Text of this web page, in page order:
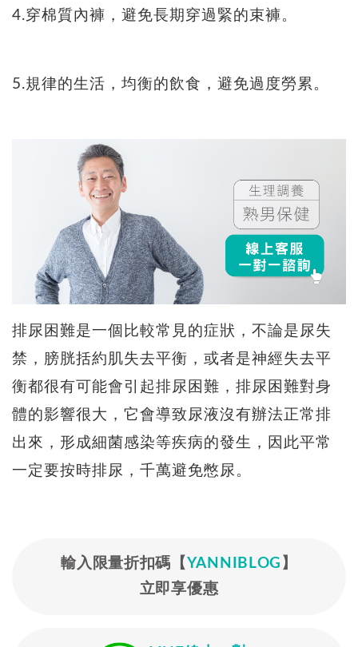
4.穿棉質內褲，避免長期穿過緊的束褲。
5.規律的生活，均衡的飲食，避免過度勞累。
排尿困難是一個比較常見的症狀，不論是尿失
禁，膀胱括約肌失去平衡，或者是神經失去平
衡都很有可能會引起排尿困難，排尿困難對身
體的影響很大，它會導致尿液沒有辦法正常排
出來，形成細菌感染等疾病的發生，因此平常
一定要按時排尿，千萬避免憋尿。
輸入限量折扣碼【 YANNIBLOG 】
立即享優惠